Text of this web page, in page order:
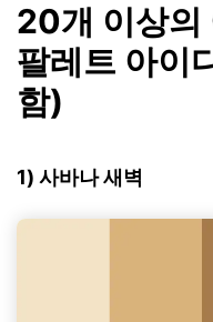
20개 이상의
팔레트 아이
함)
1) 사바나 새벽